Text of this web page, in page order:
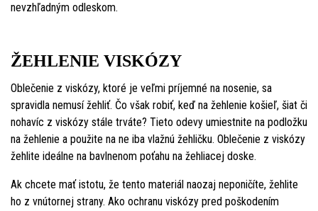
nevzhľadným odleskom.
ŽEHLENIE VISKÓZY
Oblečenie z viskózy, ktoré je veľmi príjemné na nosenie, sa
spravidla nemusí žehliť. Čo však robiť, keď na žehlenie košieľ, šiat či
nohavíc z viskózy stále trváte? Tieto odevy umiestnite na podložku
na žehlenie a použite na ne iba vlažnú žehličku. Oblečenie z viskózy
žehlite ideálne na bavlnenom poťahu na žehliacej doske.
Ak chcete mať istotu, že tento materiál naozaj neponičíte, žehlite
ho z vnútornej strany. Ako ochranu viskózy pred poškodením